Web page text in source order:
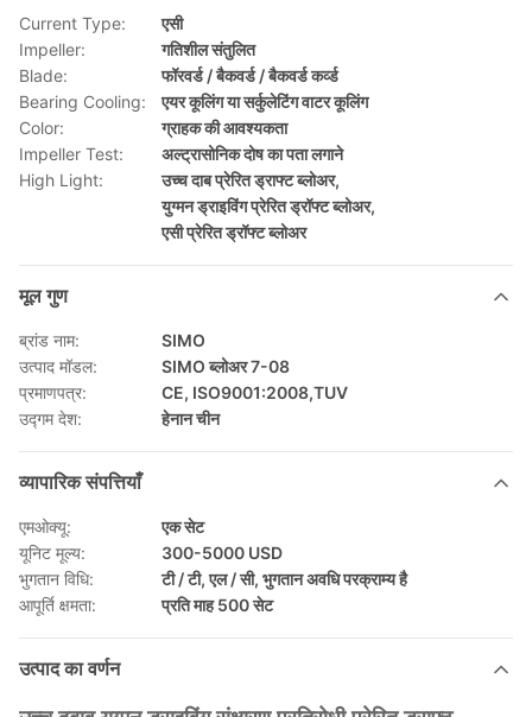
Current Type:
एसी
Impeller:
गतिशील संतुलित
Blade:
फॉरवर्ड / बैकवर्ड / बैकवर्ड कर्व्ड
Bearing Cooling:
एयर कूलिंग या सर्कुलेटिंग वाटर कूलिंग
Color:
ग्राहक की आवश्यकता
Impeller Test:
अल्ट्रासोनिक दोष का पता लगाने
High Light:
उच्च दाब प्रेरित ड्राफ्ट ब्लोअर,
युग्मन ड्राइविंग प्रेरित ड्रॉफ्ट ब्लोअर,
एसी प्रेरित ड्रॉफ्ट ब्लोअर
मूल गुण
ब्रांड नाम:
SIMO
उत्पाद मॉडल:
SIMO ब्लोअर 7-08
प्रमाणपत्र:
CE, ISO9001:2008,TUV
उद्गम देश:
हेनान चीन
व्यापारिक संपत्तियाँ
एमओक्यू:
एक सेट
यूनिट मूल्य:
300-5000 USD
भुगतान विधि:
टी / टी, एल / सी, भुगतान अवधि परक्राम्य है
आपूर्ति क्षमता:
प्रति माह 500 सेट
उत्पाद का वर्णन